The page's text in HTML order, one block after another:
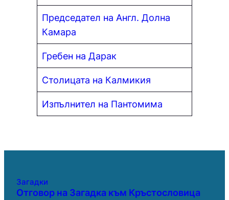
Председател на Англ. Долна
Камара
Гребен на Дарак
Столицата на Калмикия
Изпълнител на Пантомима
Загадки
Отговор на Загадка към Кръстословица